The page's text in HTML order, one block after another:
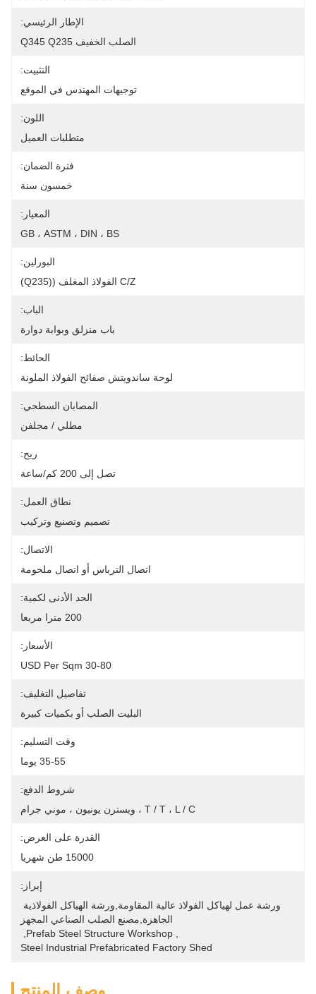
الإطار الرئيسي:
الصلب الخفيف Q345 Q235
التثبيت:
توجيهات المهندس في الموقع
اللون:
متطلبات العميل
فترة الضمان:
خمسون سنة
المعيار:
GB ، ASTM ، DIN ، BS
البورلين:
C/Z الفولاذ المغلف ((Q235)
الباب:
باب منزلق وبوابة دوارة
الحائط:
لوحة ساندويتش صفائح الفولاذ الملونة
المصابان السطحي:
مطلي / مجلفن
ريح:
تصل إلى 200 كم/ساعة
نطاق العمل:
تصميم وتصنيع وتركيب
الاتصال:
اتصال الترباس أو اتصال ملحومة
الحد الأدنى لكمية:
200 مترا مربعا
الأسعار:
30-80 USD Per Sqm
تفاصيل التغليف:
البليت الصلب أو بكميات كبيرة
وقت التسليم:
35-55 يوما
شروط الدفع:
T / T ، L / C ، ويسترن يونيون ، موني جرام
القدرة على العرض:
15000 طن شهريا
إبراز:
الجاهزة,مصنع الصلب الصناعي المجهز
Prefab Steel Structure Workshop
Steel Industrial Prefabricated Factory Shed
وصف المنتج